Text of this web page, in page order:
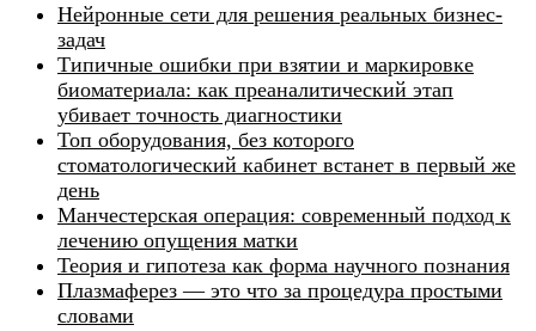
Нейронные сети для решения реальных бизнес-
задач
Типичные ошибки при взятии и маркировке
биоматериала: как преаналитический этап
убивает точность диагностики
Топ оборудования, без которого
стоматологический кабинет встанет в первый же
день
Манчестерская операция: современный подход к
лечению опущения матки
Теория и гипотеза как форма научного познания
Плазмаферез — это что за процедура простыми
словами